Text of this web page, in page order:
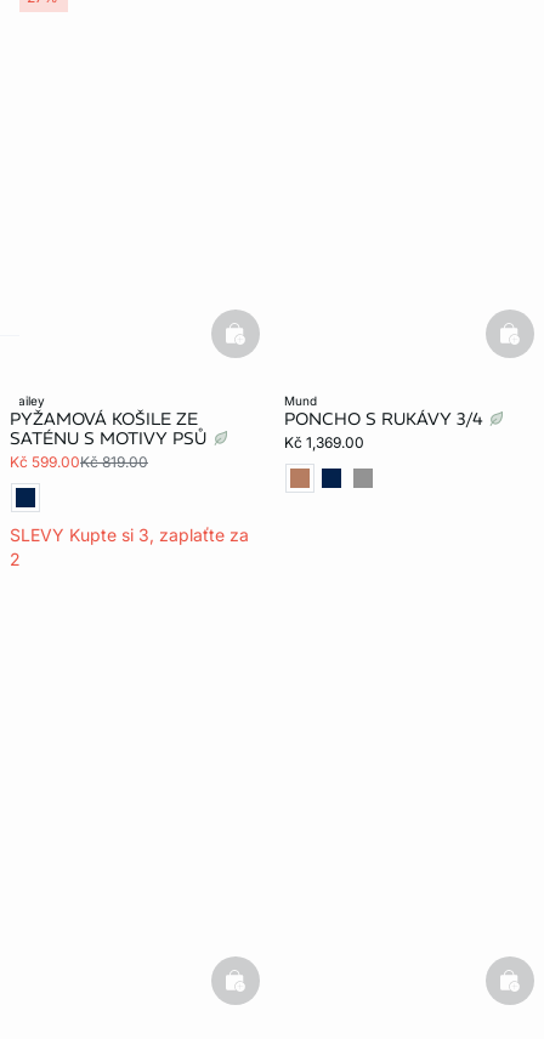
hailey
PYŽAMOVÁ KOŠILE ZE
SATÉNU S MOTIVY PSŮ
Kč 599.00Kč 819.00
SLEVY Kupte si 3, zaplaťte za
2
basketfull
mund
PONCHO S RUKÁVY 3/4
Kč 1,369.00
basketfull